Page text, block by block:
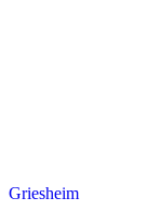
Griesheim